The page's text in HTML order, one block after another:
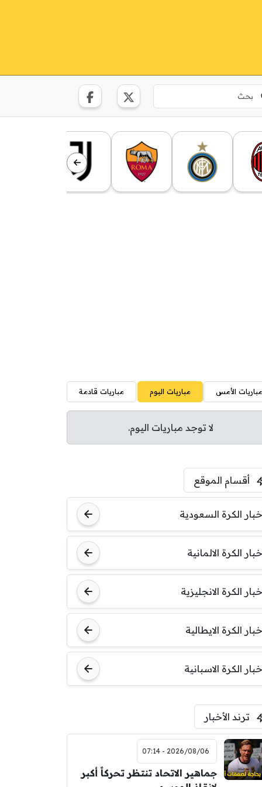
مباريات الأمس مباريات اليوم مباريات قادمة
لا توجد مباريات اليوم.
أقسام الموقع
الكرة السعودية
الكرة الالمانية
الكرة الانجليزية
الكرة الايطالية
الكرة الاسبانية
ترند الأخبار
2026/08/06 - 07:14
جماهير الاتحاد تنتظر تحركاً أكبر